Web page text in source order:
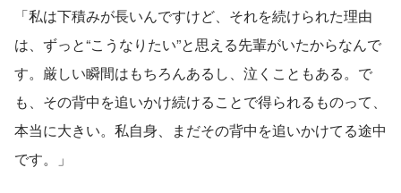
「私は下積みが長いんですけど、それを続けられた理由
は、ずっと“こうなりたい”と思える先輩がいたからなんで
す。厳しい瞬間はもちろんあるし、泣くこともある。で
も、その背中を追いかけ続けることで得られるものって、
本当に大きい。私自身、まだその背中を追いかけてる途中
です。」